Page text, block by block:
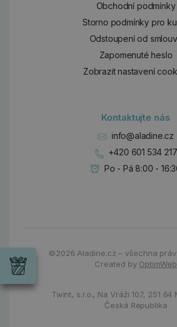
Obchodní podmínky
Storno podmínky pro
Odstoupení od
Zapomenuté heslo
Zobrazit nastavení
Kontaktujte nás
info@aladine.cz
+420 601 534 217
Po - Pá 8:00 -
©2026Aladine.cz – všechna
Created by OptimWeb
Twint, s.r.o., Na Vráži 107, 251 64
Česká Republika
Wrendale
příležitost
Chci si vybrat